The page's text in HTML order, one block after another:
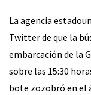
La agencia
Twitter de que la
embarcación de la
sobre las 15:30
bote zozobró en el